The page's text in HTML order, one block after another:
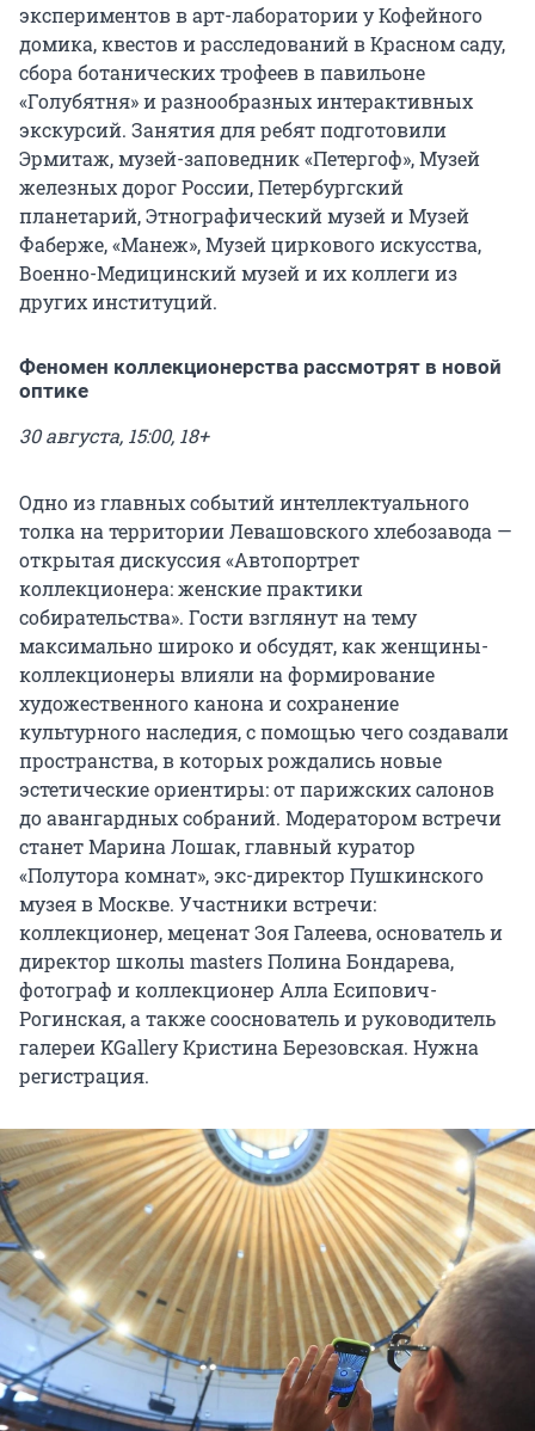
экспериментов в арт-лаборатории у Кофейного
домика, квестов и расследований в Красном саду,
сбора ботанических трофеев в павильоне
«Голубятня» и разнообразных интерактивных
экскурсий. Занятия для ребят подготовили
Эрмитаж, музей-заповедник «Петергоф», Музей
железных дорог России, Петербургский
планетарий, Этнографический музей и Музей
Фаберже, «Манеж», Музей циркового искусства,
Военно-Медицинский музей и их коллеги из
других институций.
Феномен коллекционерства рассмотрят в новой
оптике
30 августа, 15:00, 18+
Одно из главных событий интеллектуального
толка на территории Левашовского хлебозавода —
открытая дискуссия «Автопортрет
коллекционера: женские практики
собирательства». Гости взглянут на тему
максимально широко и обсудят, как женщины-
коллекционеры влияли на формирование
художественного канона и сохранение
культурного наследия, с помощью чего создавали
пространства, в которых рождались новые
эстетические ориентиры: от парижских салонов
до авангардных собраний. Модератором встречи
станет Марина Лошак, главный куратор
«Полутора комнат», экс-директор Пушкинского
музея в Москве. Участники встречи:
коллекционер, меценат Зоя Галеева, основатель и
директор школы masters Полина Бондарева,
фотограф и коллекционер Алла Есипович-
Рогинская, а также сооснователь и руководитель
галереи KGallery Кристина Березовская. Нужна
регистрация.